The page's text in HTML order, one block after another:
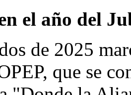
el año del
de 2025
que se